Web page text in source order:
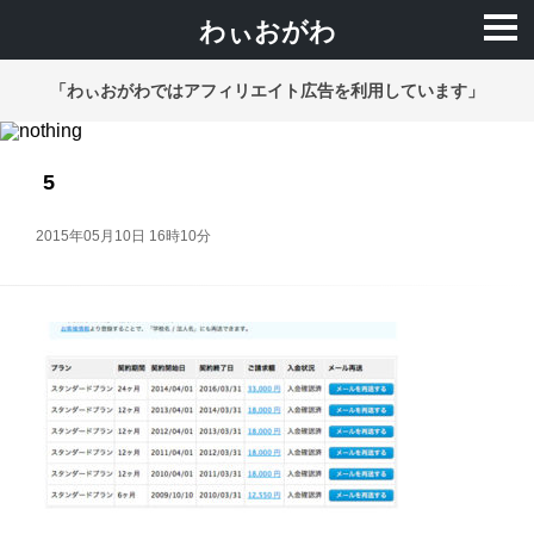
わぃおがわ
「わぃおがわではアフィリエイト広告を利用しています」
5
2015年05月10日 16時10分